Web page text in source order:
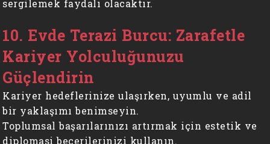
sergilemek faydalı olacaktır.
10. Evde Terazi Burcu: Zarafetle
Kariyer Yolculuğunuzu
Güçlendirin
Kariyer hedeflerinize ulaşırken, uyumlu ve adil
bir yaklaşımı benimseyin.
Toplumsal başarılarınızı artırmak için estetik ve
diplomasi becerilerinizi kullanın.